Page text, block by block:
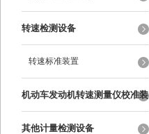
转速检测设备
转速标准装置
机动车发动机转速测量仪校准装
置
其他计量检测设备